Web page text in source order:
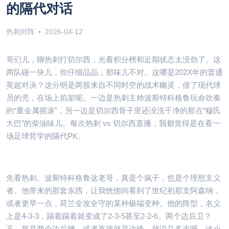
的隔代对话
热刺对阵 2026-04-12
哥们儿，聊热刺打切尔西，光看积分榜和近期状态太没劲了。这
两队碰一块儿，你仔细品品，那味儿不对。这哪是202X年的普通
英超对决？这分明是两股来自不同时空的战术幽灵，借了现代球
员的壳，在场上掐架呢。一边是热刺主帅波斯特科格鲁玩命吹奏
的“重金属摇滚”，另一边是切尔西骨子里还没洗干净的那点“穆氏
大巴”的柴油味儿。每次热刺 vs 切尔西直播，我都觉得是在看一
场足球哲学的隔代PK。
先看热刺。波斯特科格鲁这老哥，真是个疯子，也是个理想主义
者。他带来的那套东西，让我恍惚间看到了世纪初那支阿森纳，
或者更早一点，荷兰全攻全守的某种极端变种。他的阵型，名义
上是4-3-3，踢着踢着就变成了2-3-5甚至2-2-6。两个边后卫？